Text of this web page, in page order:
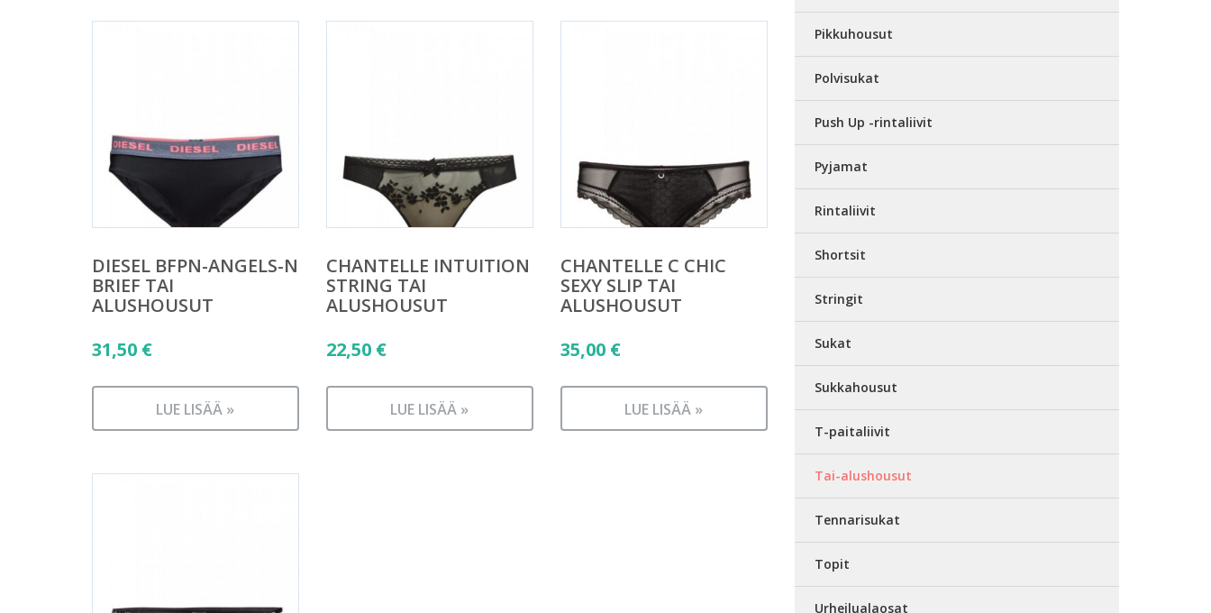
DIESEL BFPN-ANGELS-N
BRIEF TAI
ALUSHOUSUT
31,50 €
LUE LISÄÄ »
CHANTELLE INTUITION
STRING TAI
ALUSHOUSUT
22,50 €
LUE LISÄÄ »
CHANTELLE C CHIC
SEXY SLIP TAI
ALUSHOUSUT
35,00 €
LUE LISÄÄ »
Pikkuhousut
Polvisukat
Push Up -rintaliivit
Pyjamat
Rintaliivit
Shortsit
Stringit
Sukat
Sukkahousut
T-paitaliivit
Tai-alushousut
Tennarisukat
Topit
Urheilualaosat